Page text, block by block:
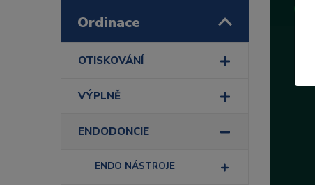
Ordinace
OTISKOVÁNÍ
VÝPLNĚ
ENDODONCIE
ENDO NÁSTROJE